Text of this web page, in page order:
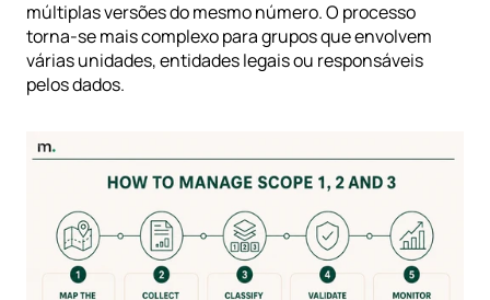
múltiplas versões do mesmo número. O processo
torna-se mais complexo para grupos que envolvem
várias unidades, entidades legais ou responsáveis
pelos dados.